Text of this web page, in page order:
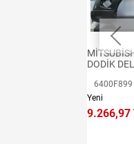
DODİK
6400F899
Yeni
9.266,97